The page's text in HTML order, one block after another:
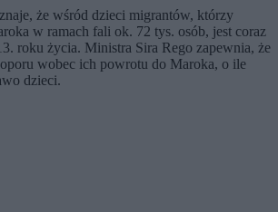
że wśród dzieci migrantów, którzy
w ramach fali ok. 72 tys. osób, jest coraz
roku życia. Ministra Sira Rego zapewnia, że
wobec ich powrotu do Maroka, o ile
dzieci.